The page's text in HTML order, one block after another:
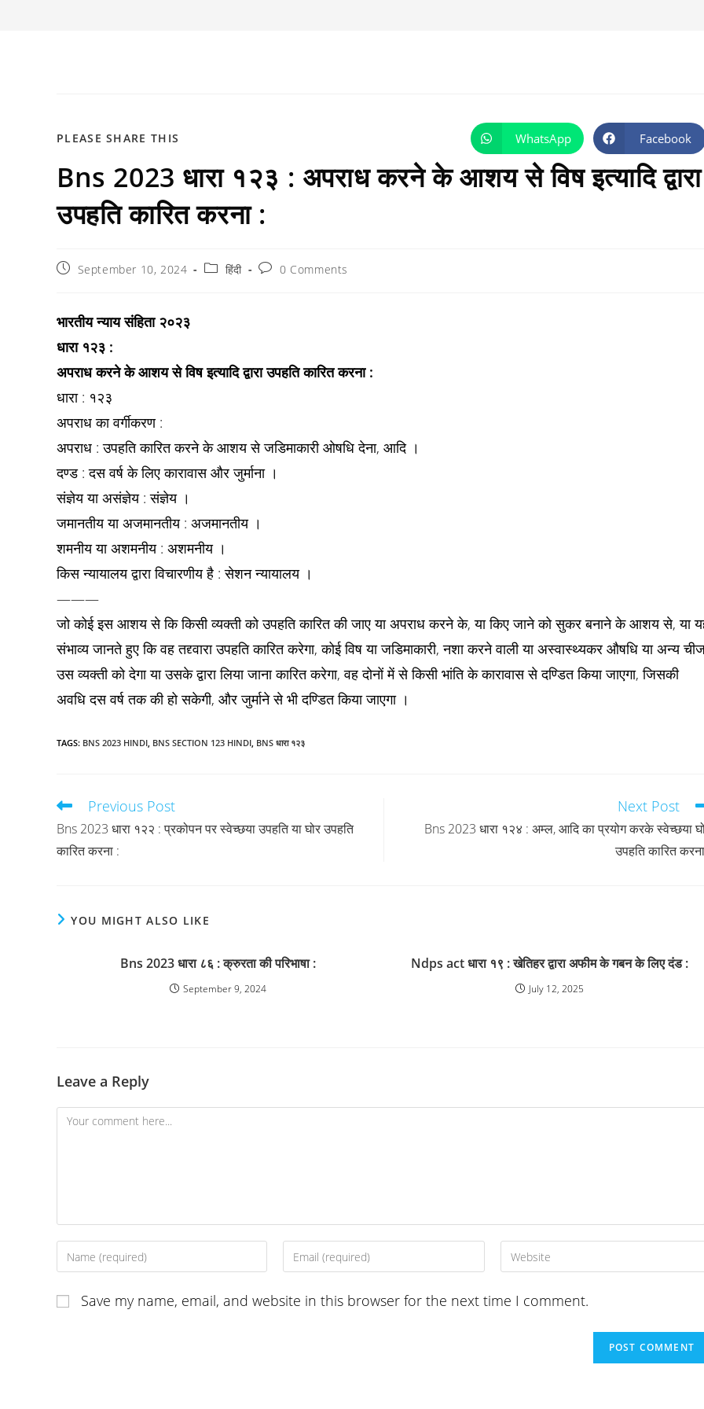
PLEASE SHARE THIS
THIS
Opens
in
a
new
window
WhatsApp Opens
in
a
new
window
Facebook
Bns 2023 धारा १२३ : अपराध करने के आशय से विष इत्यादि द्वारा
उपहति कारित करना :
PostSeptember 10, 2024
Postहिंदी
Post0 Comments
भारतीय न्याय संहिता २०२३
धारा १२३ :
अपराध करने के आशय से विष इत्यादि द्वारा उपहति कारित करना :
धारा : १२३
अपराध का वर्गीकरण :
अपराध : उपहति कारित करने के आशय से जडिमाकारी ओषधि देना, आदि ।
दण्ड : दस वर्ष के लिए कारावास और जुर्माना ।
संज्ञेय या असंज्ञेय : संज्ञेय ।
जमानतीय या अजमानतीय : अजमानतीय ।
शमनीय या अशमनीय : अशमनीय ।
किस न्यायालय द्वारा विचारणीय है : सेशन न्यायालय ।
———
जो कोई इस आशय से कि किसी व्यक्ती को उपहति कारित की जाए या अपराध करने के, या किए जाने को सुकर बनाने के आशय से, या
संभाव्य जानते हुए कि वह तद्द्वारा उपहति कारित करेगा, कोई विष या जडिमाकारी, नशा करने वाली या अस्वास्थ्यकर औषधि या अन्य
उस व्यक्ती को देगा या उसके द्वारा लिया जाना कारित करेगा, वह दोनों में से किसी भांति के कारावास से दण्डित किया जाएगा, जिसकी
अवधि दस वर्ष तक की हो सकेगी, और जुर्माने से भी दण्डित किया जाएगा ।
TAGS: BNS 2023 HINDI, BNS SECTION 123 HINDI, BNS धारा १२३
Read
articles
Previous Post
Bns 2023 धारा १२२ : प्रकोपन पर स्वेच्छया उपहति या घोर उपहति
कारित करना :
Next Post
Bns 2023 धारा १२४ : अम्ल, आदि का प्रयोग करके स्वेच्छया
उपहति कारित
YOU MIGHT ALSO LIKE
Bns 2023 धारा ८६ : क्रुरता की परिभाषा :
September 9, 2024
Ndps act धारा १९ : खेतिहर द्वारा अफीम के गबन के लिए दंड :
July 12, 2025
Leave a Reply
Comment
Enter
your
or
Enter
your
address
Enter
your
URL
Save my name, email, and website in this browser for the next time I comment.